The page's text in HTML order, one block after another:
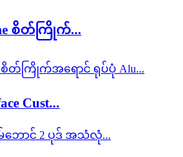
စိတ်ကြိုက်...
Cust...